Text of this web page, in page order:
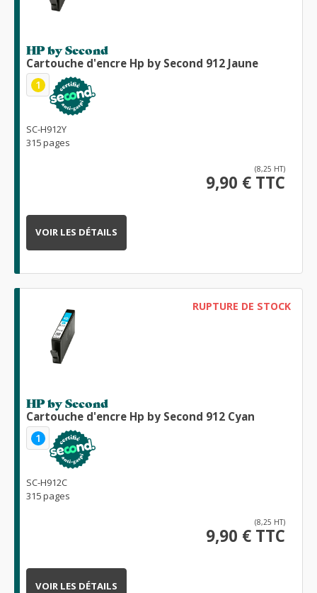
HP by Second
Cartouche d'encre Hp by Second 912 Jaune
1
SC-H912Y
315 pages
(8,25 HT)
9,90 € TTC
VOIR LES DÉTAILS
RUPTURE DE STOCK
HP by Second
Cartouche d'encre Hp by Second 912 Cyan
1
SC-H912C
315 pages
(8,25 HT)
9,90 € TTC
VOIR LES DÉTAILS